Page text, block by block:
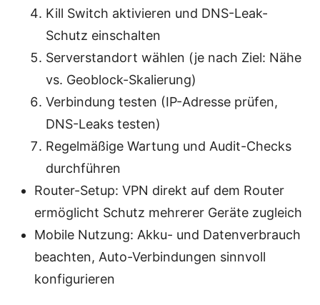
Kill Switch aktivieren und DNS-Leak-
Schutz einschalten
Serverstandort wählen (je nach Ziel: Nähe
vs. Geoblock-Skalierung)
Verbindung testen (IP-Adresse prüfen,
DNS-Leaks testen)
Regelmäßige Wartung und Audit-Checks
durchführen
Router-Setup: VPN direkt auf dem Router
ermöglicht Schutz mehrerer Geräte zugleich
Mobile Nutzung: Akku- und Datenverbrauch
beachten, Auto-Verbindungen sinnvoll
konfigurieren